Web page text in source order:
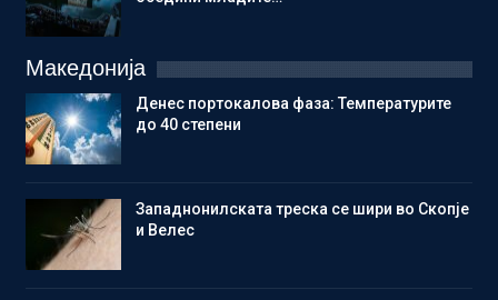
Македонија
Денес портокалова фаза: Температурите
до 40 степени
Западнонилската треска се шири во Скопје
и Велес